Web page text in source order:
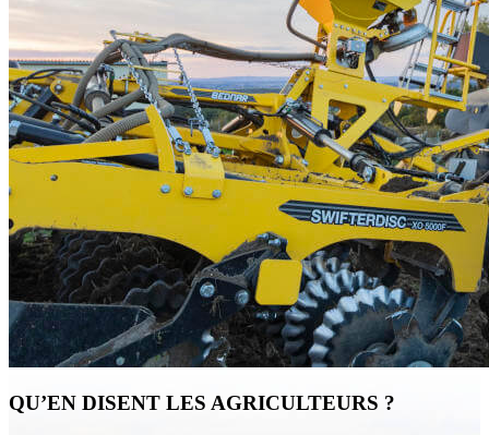
QU’EN DISENT LES AGRICULTEURS ?